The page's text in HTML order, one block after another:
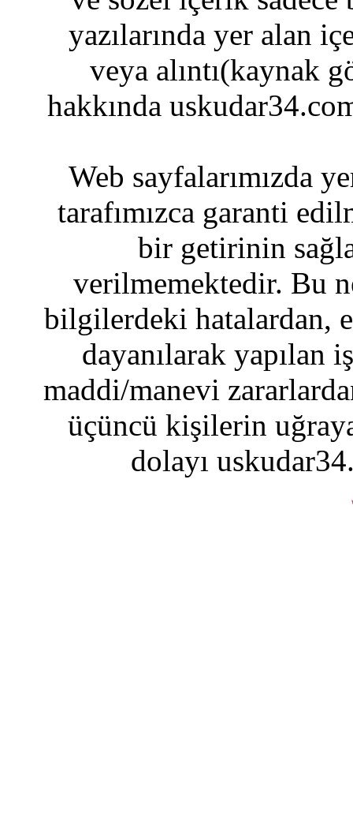
yazılarında yer alan
veya alıntı(kaynak
hakkında
Web sayfalarımızda
tarafımızca garanti
bir getirinin
verilmemektedir. Bu
bilgilerdeki hatalardan,
dayanılarak yapılan
maddi/manevi
üçüncü kişilerin
dolayı